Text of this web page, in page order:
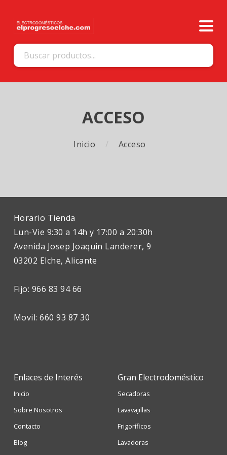
ACCESO
Inicio Acceso
Horario Tienda
Lun-Vie 9:30 a 14h y 17:00 a 20:30h
Avenida Josep Joaquin Landerer, 9
03202 Elche, Alicante
Fijo: 966 83 94 66
Movil: 660 93 87 30
Enlaces de Interés
Inicio
Sobre Nosotros
Contacto
Blog
Gran Electrodoméstico
Secadoras
Lavavajillas
Frigoríficos
Lavadoras